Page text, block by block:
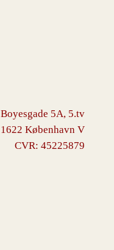
Boyesgade 5A, 5.tv
1622 København V
CVR: 45225879